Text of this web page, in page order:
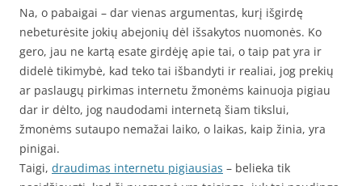
Na, o pabaigai – dar vienas argumentas, kurį išgirdę
nebeturėsite jokių abejonių dėl išsakytos nuomonės. Ko
gero, jau ne kartą esate girdėję apie tai, o taip pat yra ir
didelė tikimybė, kad teko tai išbandyti ir realiai, jog prekių
ar paslaugų pirkimas internetu žmonėms kainuoja pigiau
dar ir dėlto, jog naudodami internetą šiam tikslui,
žmonėms sutaupo nemažai laiko, o laikas, kaip žinia, yra
pinigai.
Taigi, draudimas internetu pigiausias – belieka tik